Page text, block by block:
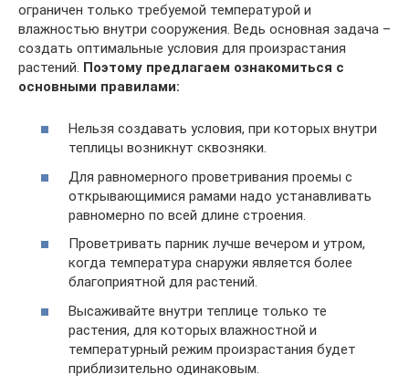
ограничен только требуемой температурой и
влажностью внутри сооружения. Ведь основная задача –
создать оптимальные условия для произрастания
растений. Поэтому предлагаем ознакомиться с
основными правилами:
Нельзя создавать условия, при которых внутри
теплицы возникнут сквозняки.
Для равномерного проветривания проемы с
открывающимися рамами надо устанавливать
равномерно по всей длине строения.
Проветривать парник лучше вечером и утром,
когда температура снаружи является более
благоприятной для растений.
Высаживайте внутри теплице только те
растения, для которых влажностной и
температурный режим произрастания будет
приблизительно одинаковым.